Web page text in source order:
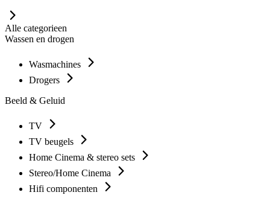
Alle categorieen
Wassen en drogen
Wasmachines
Drogers
Beeld & Geluid
TV
TV beugels
Home Cinema & stereo sets
Stereo/Home Cinema
Hifi componenten